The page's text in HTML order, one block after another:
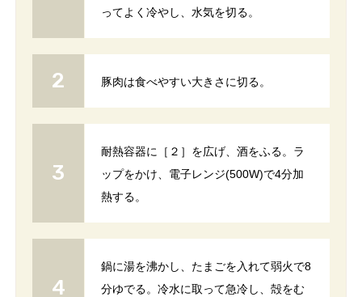
ってよく冷やし、水気を切る。
豚肉は食べやすい大きさに切る。
耐熱容器に［２］を広げ、酒をふる。ラ
ップをかけ、電子レンジ(500W)で4分加
熱する。
鍋に湯を沸かし、たまごを入れて弱火で8
分ゆでる。冷水に取って急冷し、殻をむ